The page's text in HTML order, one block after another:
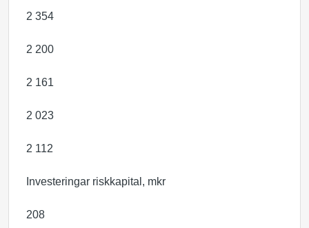
2 354
2 200
2 161
2 023
2 112
Investeringar riskkapital, mkr
208